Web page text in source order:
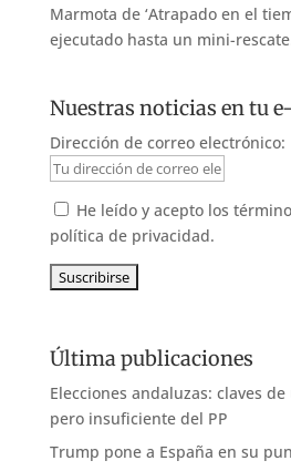
Marmota de ‘Atrapado en el
ejecutado hasta un mini-
Nuestras noticias en tu
Dirección de correo electrónico:
He leído y acepto los
política de privacidad.
Última publicaciones
Elecciones andaluzas: claves
pero insuficiente del PP
Trump pone a España en su